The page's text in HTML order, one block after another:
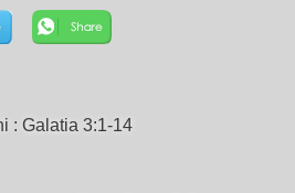
: Galatia 3:1-14